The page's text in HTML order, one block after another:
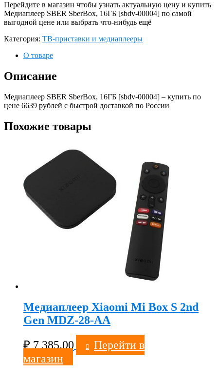
Перейдите в магазин чтобы узнать актуальную цену и купить
Медиаплеер SBER SberBox, 16ГБ [sbdv-00004] по самой
выгодной цене или выбрать что-нибудь ещё
Категория: ТВ-приставки и медиаплееры
О товаре
Описание
Медиаплеер SBER SberBox, 16ГБ [sbdv-00004] – купить по
цене 6639 рублей с быстрой доставкой по России
Похожие товары
Медиаплеер Xiaomi Mi Box S 2nd
Gen MDZ-28-AA
₽7 385.00
Перейти в
магазин